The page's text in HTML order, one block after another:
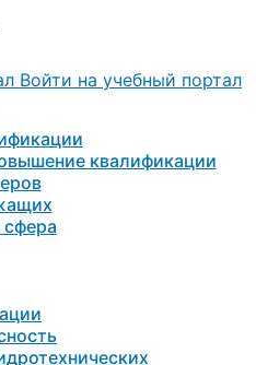
Войти на учебный портал
квалификации